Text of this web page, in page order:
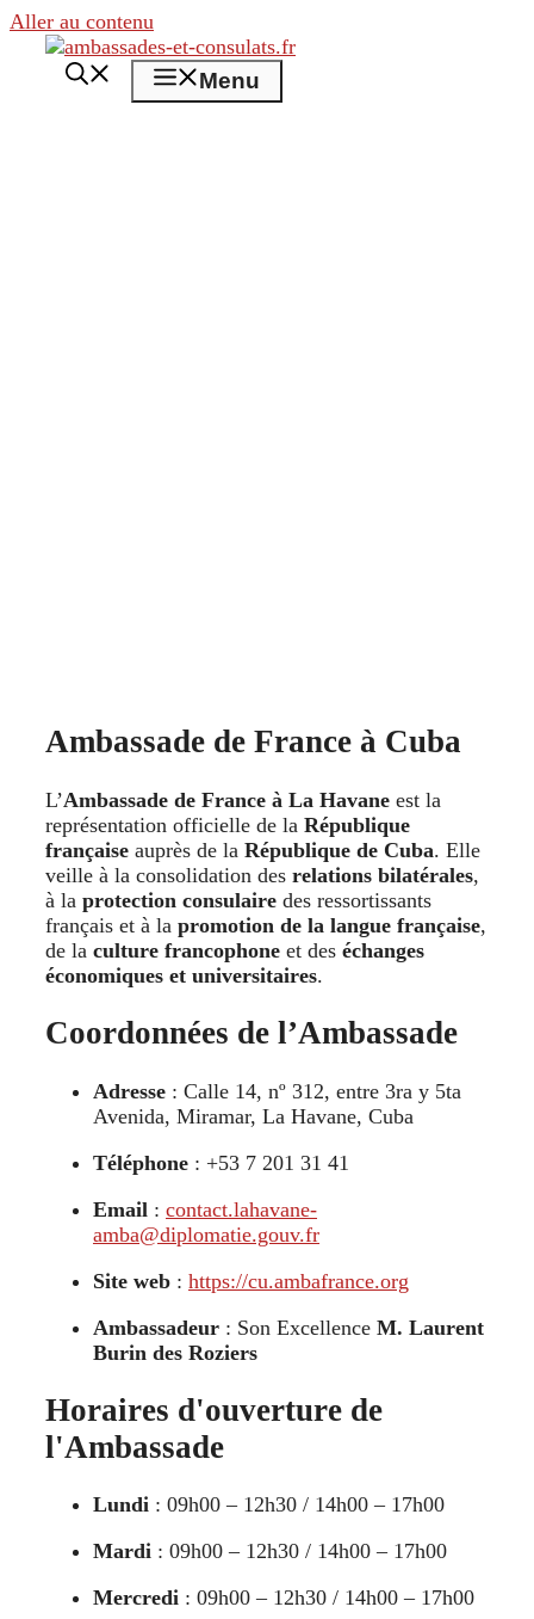
Aller au contenu
Menu
Ambassade de France à Cuba
L’Ambassade de France à La Havane est la
représentation officielle de la République
française auprès de la République de Cuba. Elle
veille à la consolidation des relations bilatérales,
à la protection consulaire des ressortissants
français et à la promotion de la langue française,
de la culture francophone et des échanges
économiques et universitaires.
Coordonnées de l’Ambassade
Adresse : Calle 14, nº 312, entre 3ra y 5ta
Avenida, Miramar, La Havane, Cuba
Téléphone : +53 7 201 31 41
Email : contact.lahavane-
amba@diplomatie.gouv.fr
Site web : https://cu.ambafrance.org
Ambassadeur : Son Excellence M. Laurent
Burin des Roziers
Horaires d'ouverture de
l'Ambassade
Lundi : 09h00 – 12h30 / 14h00 – 17h00
Mardi : 09h00 – 12h30 / 14h00 – 17h00
Mercredi : 09h00 – 12h30 / 14h00 – 17h00